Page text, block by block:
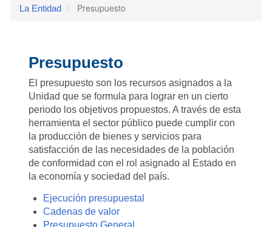
La Entidad Presupuesto
Presupuesto
El presupuesto son los recursos asignados a la
Unidad que se formula para lograr en un cierto
periodo los objetivos propuestos. A través de esta
herramienta el sector público puede cumplir con
la producción de bienes y servicios para
satisfacción de las necesidades de la población
de conformidad con el rol asignado al Estado en
la economía y sociedad del país.
Ejecución presupuestal
Cadenas de valor
Presupuesto General